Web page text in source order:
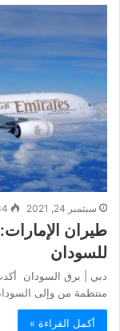
سبتمبر 24, 2021
طيران
للسودان
دبي | برق السودان أكدت
منتظمة من وإلى
أكمل القراءة »